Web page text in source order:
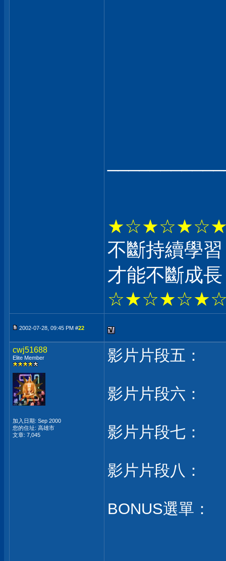
不斷持續學
才能不斷成
2002-07-28, 09:45 PM #22
cwj51688
Elite Member
加入日期: Sep 2000
您的住址: 高雄市
文章: 7,045
影片片段五：
影片片段六：
影片片段七：
影片片段八：
BONUS選單：